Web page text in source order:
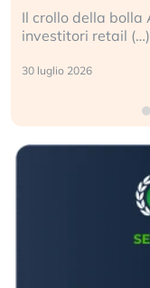
Il crollo della bolla
investitori retail (…)
30 luglio 2026